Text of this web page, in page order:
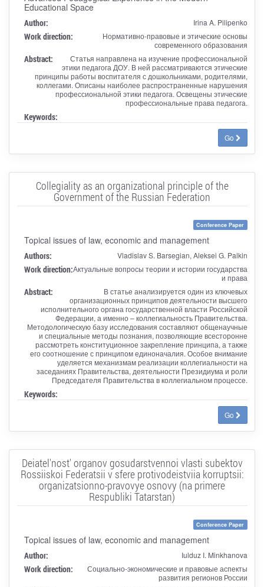
Educational Space
Author: Irina A. Pilipenko
Work direction:
Нормативно-правовые и этические основы
современного образования
Abstract:
Статья направлена на изучение профессиональной
этики педагога ДОУ. В ней рассматриваются этические
принципы работы воспитателя с дошкольниками, родителями,
коллегами. Описаны наиболее распространенные нарушения
профессиональной этики педагога. Освещены этические
профессиональные права педагога.
Keywords:
Go
Collegiality as an organizational principle of the
Government of the Russian Federation
Conference Paper
Topical issues of law, economic and management
Authors: Vladislav S. Barsegian, Aleksei G. Palkin
Work direction:Актуальные вопросы теории и истории государства
и права
Abstract:
В статье анализируется один из ключевых
организационных принципов деятельности высшего
исполнительного органа государственной власти Российской
Федерации, а именно – коллегиальность Правительства.
Методологическую базу исследования составляют общенаучные
и специальные методы познания, позволяющие всесторонне
рассмотреть конституционное закрепление принципа, а также
его соотношение с принципом единоначалия. Особое внимание
уделяется механизмам реализации коллегиальности на
заседаниях Правительства, деятельности Президиума и роли
Председателя Правительства в коллегиальном процессе.
Keywords:
Go
Deiatel'nost' organov gosudarstvennoi vlasti subektov
Rossiiskoi Federatsii v sfere protivodeistviia korruptsii:
organizatsionno-pravovye osnovy (na primere
Respubliki Tatarstan)
Conference Paper
Topical issues of law, economic and management
Author: Iulduz I. Minkhanova
Work direction:
Социально-экономические и правовые аспекты
развития регионов России